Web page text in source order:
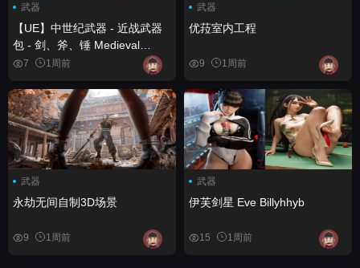
武器
【UE】中世纪武器 - 近战武器
包 - 剑、斧、锤 Medieval
Weapons - Melee Weapons
Pack - Swords, Axes, Maces
7 1周前
武器
优菈室内工程
9 1周前
武器
永劫无间自制3D场景
9 1周前
武器
伊芙剑星 Eve Billyhhyb
15 1周前